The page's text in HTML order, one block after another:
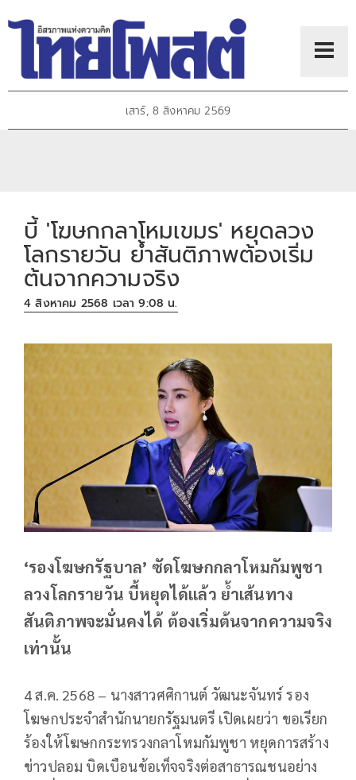
เสาร์, 8 สิงหาคม 2569
บี้ 'โฆษกกลาโหมเขมร' หยุดลวง
โลกรายวัน ย้ำสันติภาพต้องเริ่ม
ต้นจากความจริง
4 สิงหาคม 2568 เวลา 9:08 น.
‘รองโฆษกรัฐบาล’ ซัดโฆษกกลาโหมกัมพูชา
ลวงโลกรายวัน บี้หยุดได้แล้ว ย้ำเส้นทาง
สันติภาพจะมั่นคงได้ ต้องเริ่มต้นจากความจริง
เท่านั้น
4 ส.ค. 2568 – นางสาวศศิกานต์ วัฒนะจันทร์ รอง
โฆษกประจำสำนักนายกรัฐมนตรี เปิดเผยว่า ขอเรียก
ร้องให้โฆษกกระทรวงกลาโหมกัมพูชา หยุดการสร้าง
ข่าวปลอม บิดเบือนข้อเท็จจริงต่อสาธารณชนอย่าง